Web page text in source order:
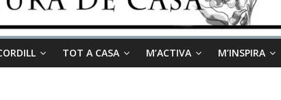
TOT A CASA M’ACTIVA M’INSPIRA